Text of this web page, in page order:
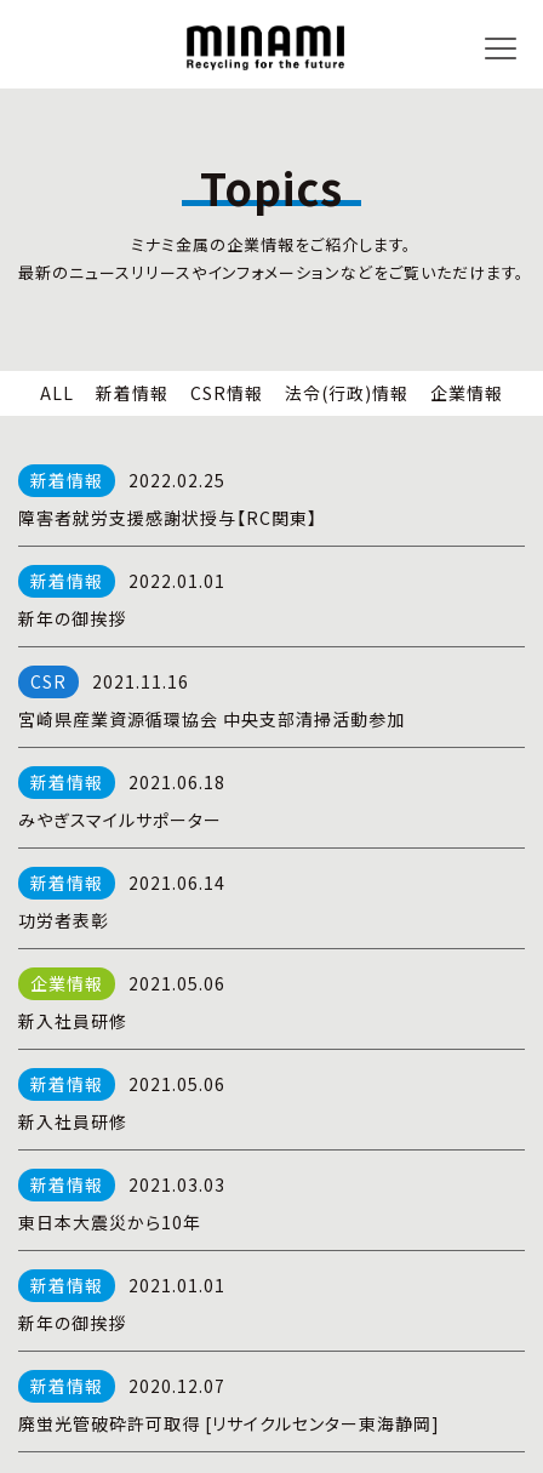
CSR情報
企業情報
全国事業所紹介
事業内容
リサイクルサービス
小型家電リサイクル法
全国の回収対応
Topics
ミナミ金属の企業情報をご紹介します。
最新のニュースリリースやインフォメーションなどをご覧いただけます。
ALL 新着情報 CSR情報 法令(行政)情報 企業情報
2022.02.25
障害者就労支援感謝状授与【RC関東】
2022.01.01
新年の御挨拶
2021.11.16
宮崎県産業資源循環協会 中央支部清掃活動参加
2021.06.18
みやぎスマイルサポーター
2021.06.14
功労者表彰
2021.05.06
新入社員研修
2021.05.06
新入社員研修
2021.03.03
東日本大震災から10年
2021.01.01
新年の御挨拶
2020.12.07
廃蛍光管破砕許可取得 [リサイクルセンター東海静岡]